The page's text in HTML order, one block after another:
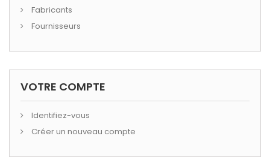
Fabricants
Fournisseurs
VOTRE COMPTE
Identifiez-vous
Créer un nouveau compte